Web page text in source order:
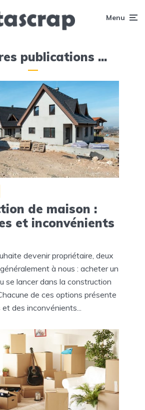
Menu
publications ...
de maison :
et inconvénients
devenir propriétaire, deux
à nous : acheter un
se lancer dans la construction
de ces options présente
des inconvénients...